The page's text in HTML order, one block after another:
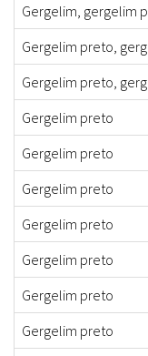
Gergelim, gergelim
Gergelim preto,
Gergelim preto,
Gergelim preto
Gergelim preto
Gergelim preto
Gergelim preto
Gergelim preto
Gergelim preto
Gergelim preto